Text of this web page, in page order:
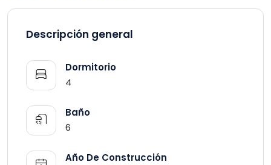
Descripción general
Dormitorio
4
Baño
6
Año De Construcción